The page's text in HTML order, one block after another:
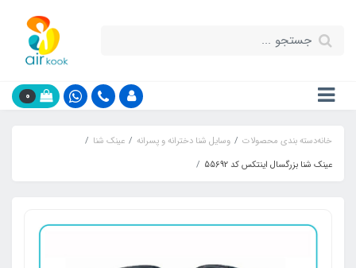
0
خانهدسته بندی محصولات وسایل شنا دخترانه و پسرانه
عینک شنا
عینک شنا بزرگسال اینتکس کد 55692